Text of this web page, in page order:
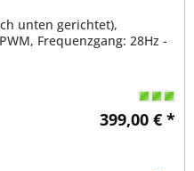
unten gerichtet),
Frequenzgang: 28Hz -
399,00 € *